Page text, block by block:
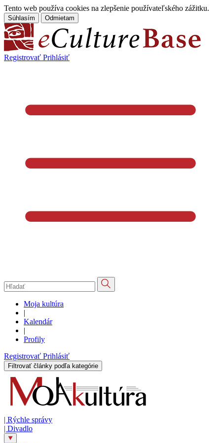
Tento web používa cookies na zlepšenie používateľského zážitku.
Súhlasím Odmietam
Registrovať Prihlásiť
Moja kultúra
|
Kalendár
|
Profily
Registrovať Prihlásiť
Filtrovať články podľa kategórie
| Rýchle správy
| Divadlo